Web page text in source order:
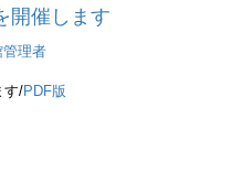
開催します
管理者
す/PDF版